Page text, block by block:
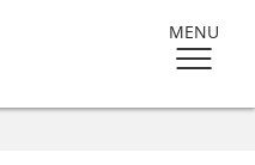
MENU